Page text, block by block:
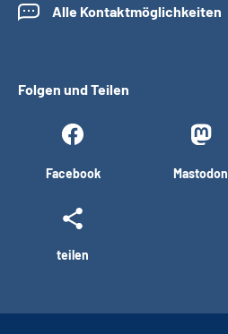
Alle Kontaktmöglichkeiten
Folgen und Teilen
Facebook Mastodon
teilen